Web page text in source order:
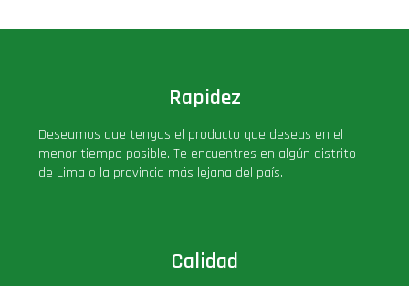
Rapidez
Deseamos que tengas el producto que deseas en el
menor tiempo posible. Te encuentres en algún distrito
de Lima o la provincia más lejana del país.
Calidad